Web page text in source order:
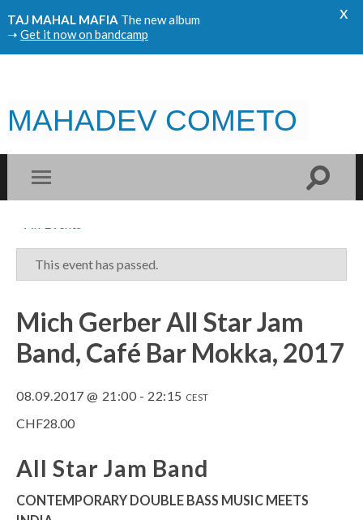
TAJ MAHAL MAFIA The new album
➝ Get it now on bandcamp
x
MAHADEV COMETO
This event has passed.
Mich Gerber All Star Jam
Band, Café Bar Mokka, 2017
08.09.2017 @ 21:00 - 22:15 CEST
CHF28.00
All Star Jam Band
CONTEMPORARY DOUBLE BASS MUSIC MEETS